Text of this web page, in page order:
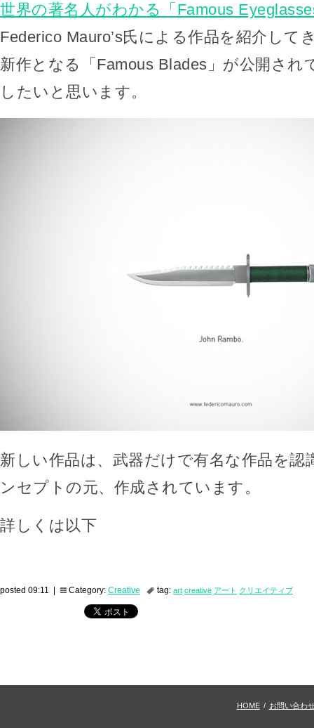
世界の著名人がわかる「Famous
Federico Mauro’s氏による作品を紹介して
新作となる「Famous Blades」が公開され
したいと思います。
新しい作品は、武器だけで有名な作品を認
ンセプトの元、作成されています。
詳しくは以下
posted 09:11 | Category: Creative tag: art creative アート クリエイティブ
HOME / お問い合わ